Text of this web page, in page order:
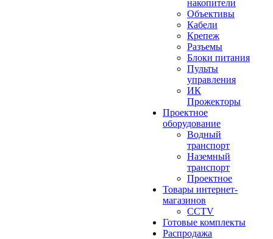
накопители
Объективы
Кабели
Крепеж
Разъемы
Блоки питания
Пульты
управления
ИК
Прожекторы
Проектное
оборудование
Водный
транспорт
Наземный
транспорт
Проектное
Товары интернет-
магазинов
CCTV
Готовые комплекты
Распродажа